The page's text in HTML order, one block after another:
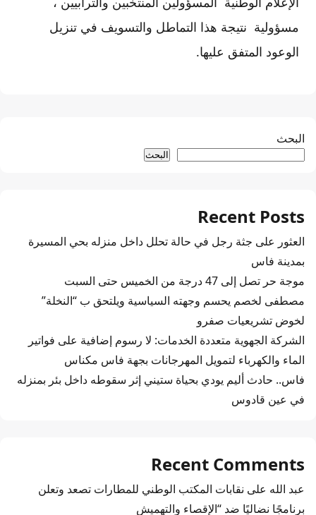
مسؤولية نتيجة هذا التماطل والتسويف في تنزيل
الوعود المتفق عليها.
البحث
البحث
Recent Posts
العثور على جثة رجل في حالة تحلل داخل منزله بحي المسيرة
بمدينة فاس
موجة حر تصل إلى 47 درجة من الخميس حتى السبت
مصطفى لخصم يحسم وجهته السياسية ويلتحق ب “النخلة”
لخوض تشريعيات صفرو
الشركة الجهوية متعددة الخدمات: لا رسوم إضافية على فواتير
الماء والكهرباء لتمويل المهرجانات بجهة فاس مكناس
فاس.. حادث أليم يودي بحياة ستيني إثر سقوطه داخل بئر بمنزله
في عين قادوس
Recent Comments
عبد الله على نقابات المكتب الوطني للمطارات تصعد وتعلن
برنامجًا نضاليًا ضد “الإقصاء والتهميش